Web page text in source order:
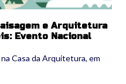
e Arquitetura
Evento Nacional
Casa da Arquitetura, em